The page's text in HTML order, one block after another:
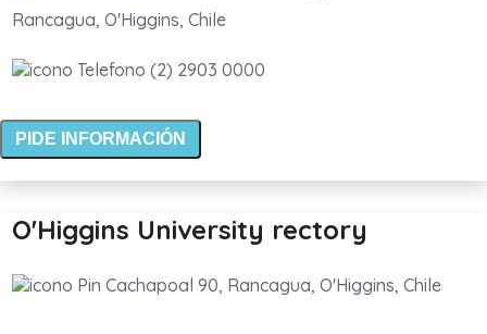
Rancagua, O'Higgins, Chile
(2) 2903 0000
PIDE INFORMACIÓN
O'Higgins University rectory
Cachapoal 90, Rancagua, O'Higgins, Chile